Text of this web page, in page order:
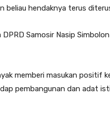
beliau hendaknya terus
Samosir Nasip
memberi masukan positif
pembangunan dan adat